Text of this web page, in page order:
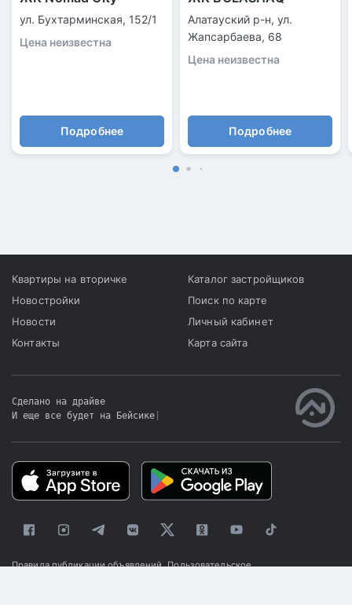
ул. Бухтарминская, 152/1
Цена неизвестна
Подробнее
Алатауский р-н, ул.
Жапсарбаева, 68
Цена неизвестна
Подробнее
Квартиры на вторичке
Новостройки
Новости
Контакты
Каталог застройщиков
Поиск по карте
Личный кабинет
Карта сайта
Сделано на драйве
И еще все будет на Бейсике
Правила публикации объявлений Пользовательское